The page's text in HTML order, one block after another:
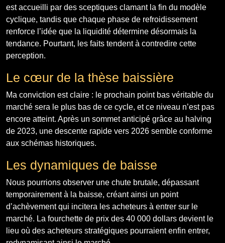
est accueilli par des sceptiques clamant la fin du modèle
cyclique, tandis que chaque phase de refroidissement
renforce l’idée que la liquidité détermine désormais la
tendance. Pourtant, les faits tendent à contredire cette
perception.
Le cœur de la thèse baissière
Ma conviction est claire : le prochain point bas véritable du
marché sera le plus bas de ce cycle, et ce niveau n’est pas
encore atteint. Après un sommet anticipé grâce au halving
de 2023, une descente rapide vers 2026 semble conforme
aux schémas historiques.
Les dynamiques de baisse
Nous pourrions observer une chute brutale, dépassant
temporairement à la baisse, créant ainsi un point
d’achèvement qui incitera les acheteurs à entrer sur le
marché. La fourchette de prix des 40 000 dollars devient le
lieu où des acheteurs stratégiques pourraient enfin entrer,